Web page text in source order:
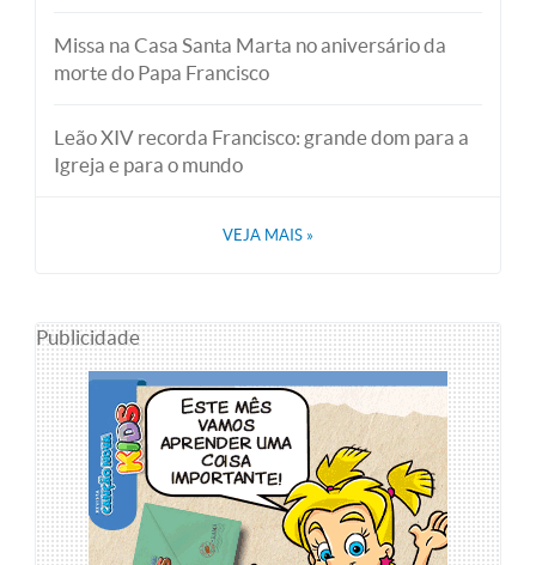
Missa na Casa Santa Marta no aniversário da
morte do Papa Francisco
Leão XIV recorda Francisco: grande dom para a
Igreja e para o mundo
VEJA MAIS »
Publicidade